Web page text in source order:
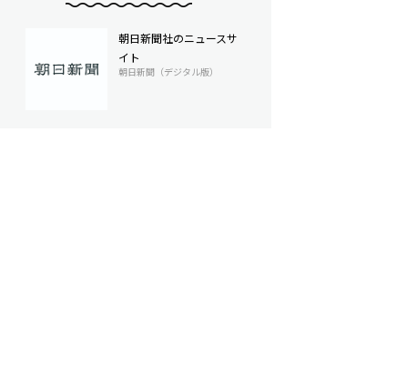
朝日新聞社のニュースサ
イト
朝日新聞（デジタル版）